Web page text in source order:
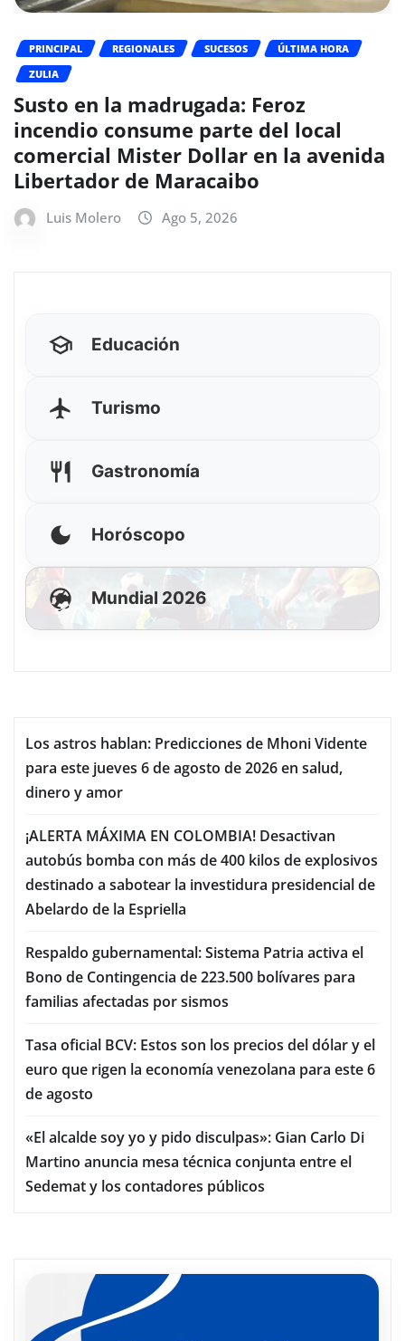
PRINCIPAL REGIONALES SUCESOS
ÚLTIMA HORA
ZULIA
Susto en la madrugada: Feroz
incendio consume parte del local
comercial Mister Dollar en la avenida
Libertador de Maracaibo
Luis Molero Ago 5, 2026
Educación
Turismo
Gastronomía
Horóscopo
Mundial 2026
Los astros hablan: Predicciones de Mhoni Vidente
para este jueves 6 de agosto de 2026 en salud,
dinero y amor
¡ALERTA MÁXIMA EN COLOMBIA! Desactivan
autobús bomba con más de 400 kilos de explosivos
destinado a sabotear la investidura presidencial de
Abelardo de la Espriella
Respaldo gubernamental: Sistema Patria activa el
Bono de Contingencia de 223.500 bolívares para
familias afectadas por sismos
Tasa oficial BCV: Estos son los precios del dólar y el
euro que rigen la economía venezolana para este 6
de agosto
«El alcalde soy yo y pido disculpas»: Gian Carlo Di
Martino anuncia mesa técnica conjunta entre el
Sedemat y los contadores públicos